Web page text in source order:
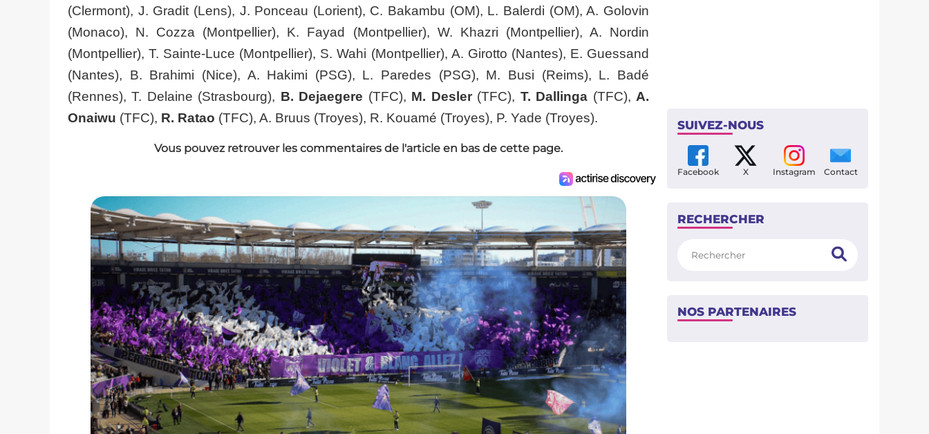
(Clermont), J. Gradit (Lens), J. Ponceau (Lorient), C. Bakambu (OM), L. Balerdi (OM), A. Golovin
(Monaco), N. Cozza (Montpellier), K. Fayad (Montpellier), W. Khazri (Montpellier), A. Nordin
(Montpellier), T. Sainte-Luce (Montpellier), S. Wahi (Montpellier), A. Girotto (Nantes), E. Guessand
(Nantes), B. Brahimi (Nice), A. Hakimi (PSG), L. Paredes (PSG), M. Busi (Reims), L. Badé
(Rennes), T. Delaine (Strasbourg), B. Dejaegere (TFC), M. Desler(TFC), T. Dallinga (TFC), A.
Onaiwu (TFC), R. Ratao (TFC), A. Bruus (Troyes), R. Kouamé (Troyes), P. Yade (Troyes).
Vous pouvez retrouver les commentaires de l'article en bas de cette page.
SUIVEZ-NOUS
Facebook X Instagram Contact
RECHERCHER
NOS PARTENAIRES